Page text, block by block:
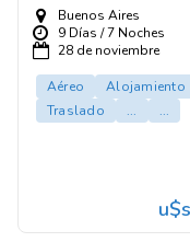
Buenos Aires
9 Días / 7 Noches
28 de noviembre
Aéreo
Alojamiento
Traslado
... ...